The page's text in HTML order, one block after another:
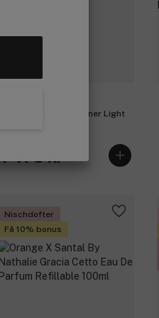
NutriPlenish Conditioner Light
1 470 kr
Nischdofter
Få 10% bonus